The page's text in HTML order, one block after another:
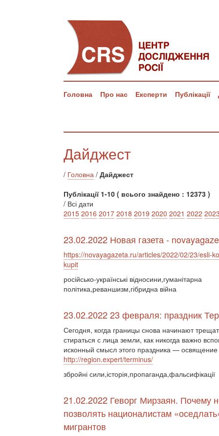
Головна Про нас Експерти Публікації
Дайджест
/ Головна / Дайджест
Публікації 1-10 ( всього знайдено : 12373 )
/ Всі дати
2015 2016 2017 2018 2019 2020 2021 2022
23.02.2022 Новая газета -
https://novayagazeta.ru/articles/2022/02/23/esli-
kupit
російсько-українські відносини,гуманітарна
політика,реваншизм,гібридна війна
23.02.2022 23 февраля: праздник
Сегодня, когда границы снова начинают
стираться с лица земли, как никогда важно
исконный смысл этого праздника — освящение
http://region.expert/terminus/
збройні сили,історія,пропаганда,фальсифікації
21.02.2022 Геворг Мирзаян. Почему
позволять националистам
мигрантов